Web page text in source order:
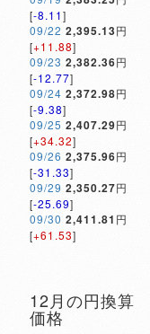
[-8.11]
09/22 2,395.13円
[+11.88]
09/23 2,382.36円
[-12.77]
09/24 2,372.98円
[-9.38]
09/25 2,407.29円
[+34.32]
09/26 2,375.96円
[-31.33]
09/29 2,350.27円
[-25.69]
09/30 2,411.81 円
[+61.53]
12月の円換算
価格